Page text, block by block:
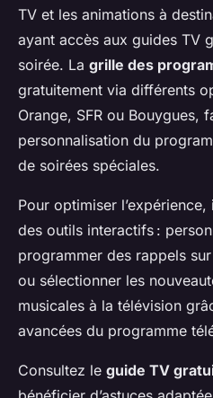
TV et les animations à
ayant accès aux guides TV
soirée. La grille des
gratuitement via différents
Orange, SFR ou Bouygues,
personnalisation du
de soirées spéciales.
Pour optimiser
des outils interactifs :
programmer des rappels
ou sélectionner les
musicales à la télévision
avancées du programme
Consultez le guide TV